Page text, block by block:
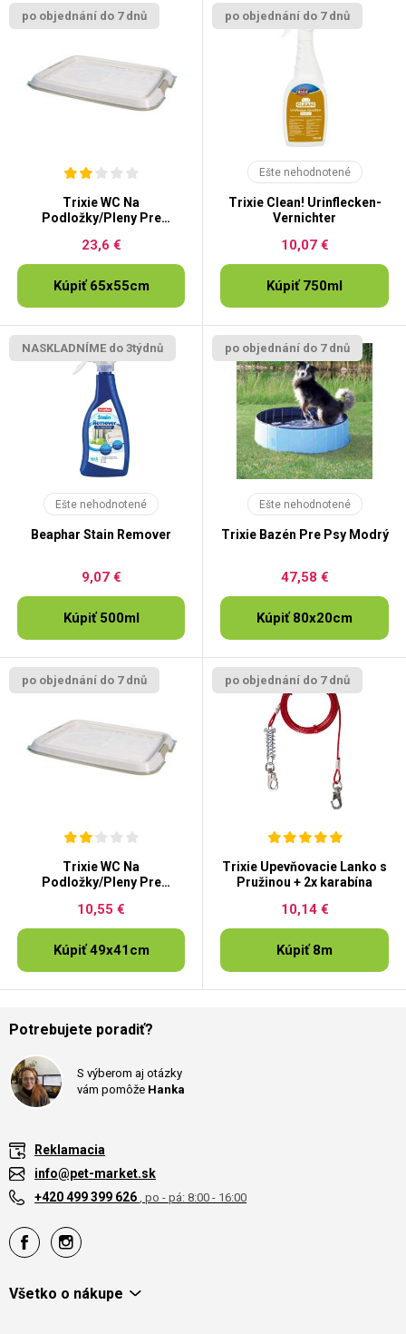
po objednání do 7 dnů
Trixie WC Na
Podložky/Pleny Pre
23,6 €
Kúpiť 65x55cm
po objednání do 7 dnů
Ešte nehodnotené
Trixie Clean! Urinflecken-
Vernichter
10,07 €
Kúpiť 750ml
NASKLADNÍME do 3týdnů
Ešte nehodnotené
Beaphar Stain Remover
9,07 €
Kúpiť 500ml
po objednání do 7 dnů
Ešte nehodnotené
Trixie Bazén Pre Psy Modrý
47,58 €
Kúpiť 80x20cm
po objednání do 7 dnů
Trixie WC Na
Podložky/Pleny Pre
10,55 €
Kúpiť 49x41cm
po objednání do 7 dnů
Trixie Upevňovacie Lanko s
Pružinou + 2x karabína
10,14 €
Kúpiť 8m
Potrebujete poradiť?
S výberom aj otázky
vám pomôže Hanka
Reklamacia
info@pet-market.sk
+420 499 399 626 , po - pá: 8:00 - 16:00
Všetko o nákupe